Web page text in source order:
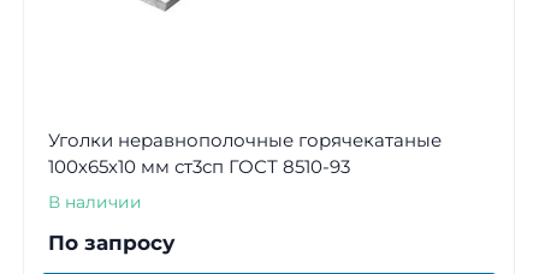
Уголки неравнополочные горячекатаные
100х65х10 мм ст3сп ГОСТ 8510-93
В наличии
По запросу